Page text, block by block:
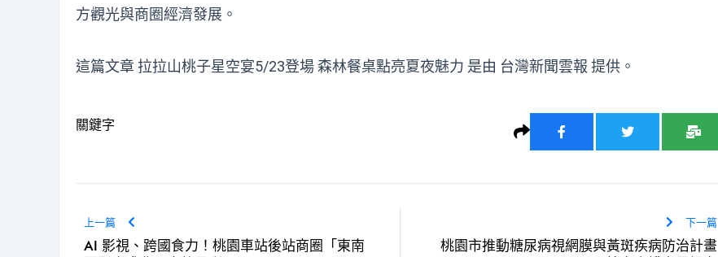
方觀光與商圈經濟發展。
這篇文章 拉拉山桃子星空宴5/23登場 森林餐桌點亮夏夜魅力 是由 台灣新聞雲報 提供。
關鍵字
上一篇
AI 影視、跨國食力！桃園車站後站商圈「東南
下一篇
桃園市推動糖尿病視網膜與黃斑疾病防治計畫